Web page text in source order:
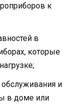
к
в
которые
и
в доме или